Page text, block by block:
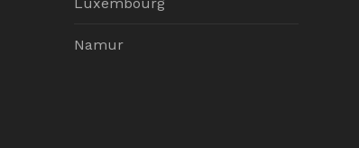
Namur